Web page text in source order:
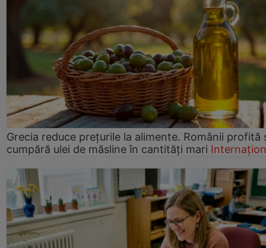
Grecia reduce prețurile la alimente. Românii profită
cumpără ulei de măsline în cantități mari